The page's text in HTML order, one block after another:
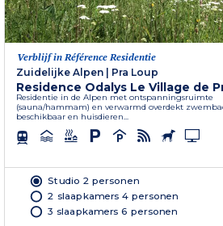
Verblijf in Référence Residentie
Zuidelijke Alpen
Pra Loup
Residence Odalys Le Village de
Residentie in de Alpen met ontspanningsruimte
(sauna/hammam) en verwarmd overdekt
beschikbaar en huisdieren...
Studio 2 personen
2 slaapkamers 4 personen
3 slaapkamers 6 personen